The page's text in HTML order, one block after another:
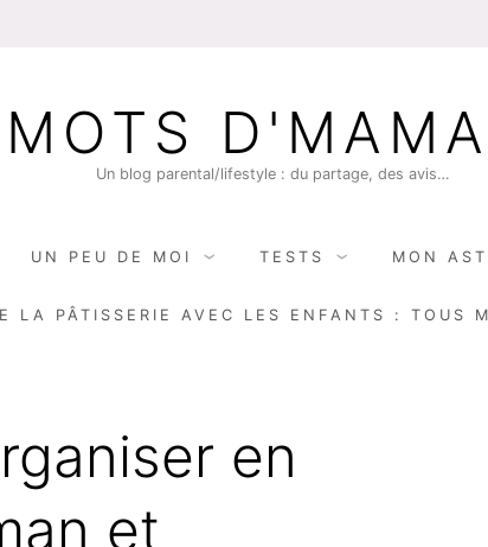
MOTS
Un blog parental/lifestyle : du partage, des avis…
UN PEU DE MOI TESTS MON
LA PÂTISSERIE AVEC LES ENFANTS : TOUS
en
et